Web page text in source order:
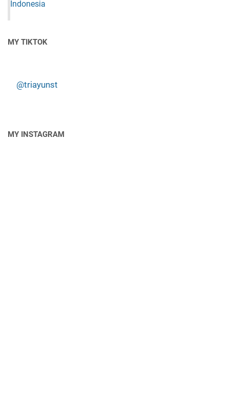
MY TIKTOK
@triayunst
MY INSTAGRAM